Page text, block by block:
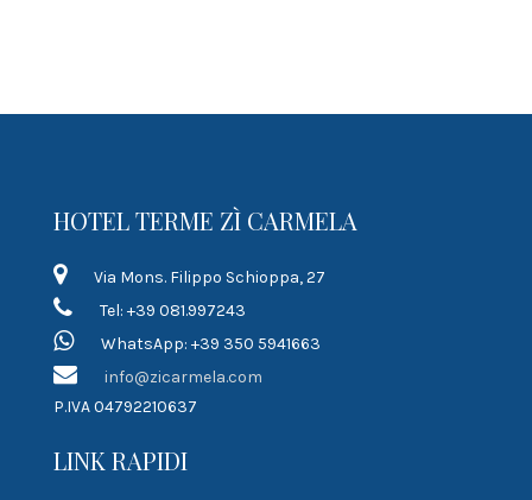
HOTEL TERME ZÌ CARMELA
Via Mons. Filippo Schioppa, 27
Tel: +39 081.997243
WhatsApp: +39 350 5941663
info@zicarmela.com
P.IVA 04792210637
LINK RAPIDI